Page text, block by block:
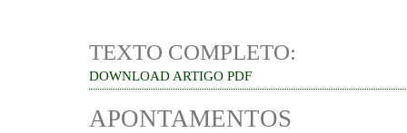
TEXTO COMPLETO:
DOWNLOAD ARTIGO PDF
APONTAMENTOS